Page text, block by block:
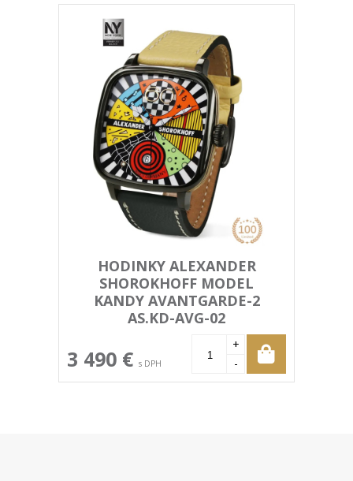
HODINKY ALEXANDER
SHOROKHOFF MODEL
KANDY AVANTGARDE-2
AS.KD-AVG-02
3 490 € s DPH -
+